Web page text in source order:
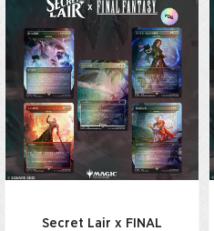
Secret Lair x FINAL